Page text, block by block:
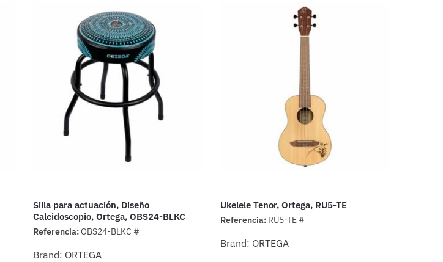
Silla para actuación, Diseño
Caleidoscopio, Ortega, OBS24-BLKC
Referencia:OBS24-BLKC #
Brand: ORTEGA
Ukelele Tenor, Ortega, RU5-TE
Referencia: RU5-TE #
Brand: ORTEGA